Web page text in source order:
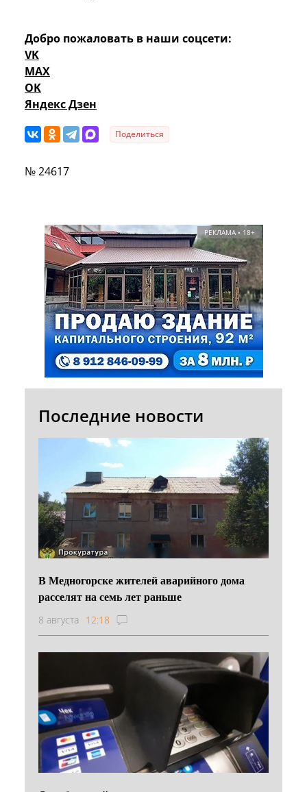
Добро пожаловать в наши соцсети:
VK
MAX
OK
Яндекс Дзен
Поделиться
№ 24617
РЕКЛАМА • 18+
Последние новости
В Медногорске жителей аварийного дома
расселят на семь лет раньше
8 августа 12:18